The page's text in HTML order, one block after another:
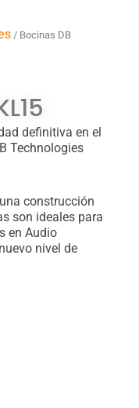
/ Bocinas DB
definitiva en el
Technologies
construcción
son ideales para
en Audio
nivel de